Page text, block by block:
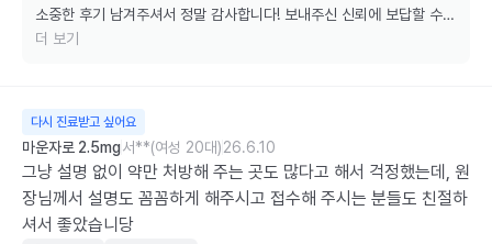
소중한 후기 남겨주셔서 정말 감사합니다! 보내주신 신뢰에 보답할 수
있도록 늘 최선을 다하겠습니다.
더 보기
다시 진료받고 싶어요
마운자로 2.5mg서**(여성 20대)26.6.10
그냥 설명 없이 약만 처방해 주는 곳도 많다고 해서 걱정했는데, 원
장님께서 설명도 꼼꼼하게 해주시고 접수해 주시는 분들도 친절하
셔서 좋았습니당